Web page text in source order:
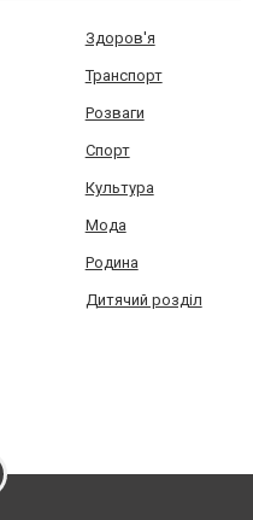
Здоров'я
Транспорт
Розваги
Спорт
Культура
Мода
Родина
Дитячий розділ